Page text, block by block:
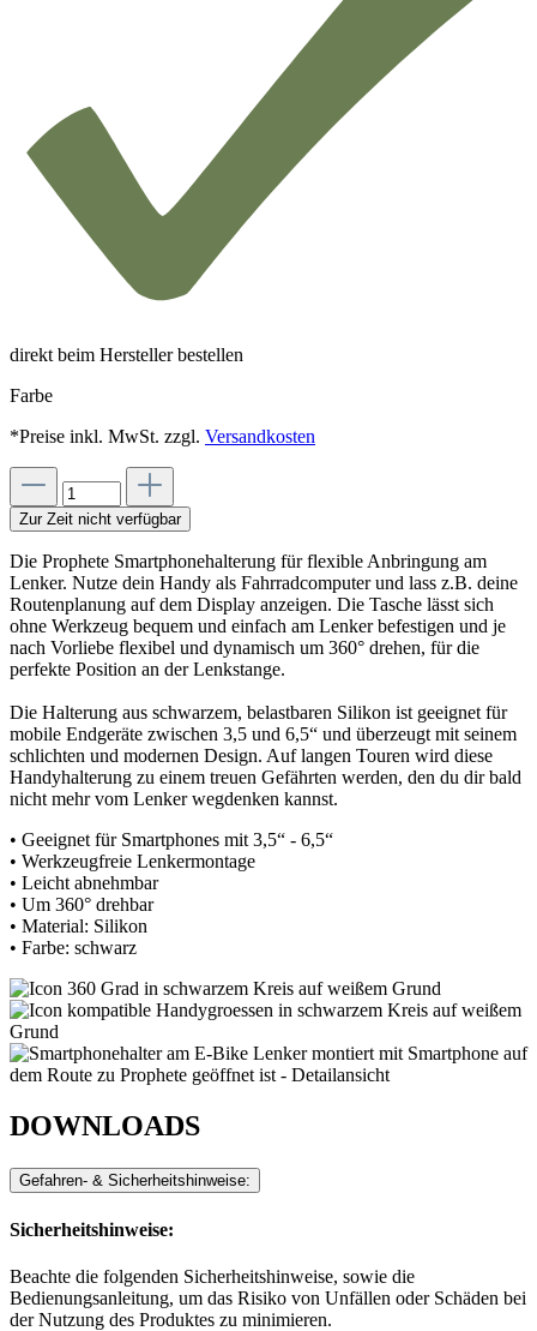
direkt beim Hersteller bestellen
Farbe
*Preise inkl. MwSt. zzgl. Versandkosten
Zur Zeit nicht verfügbar
Die Prophete Smartphonehalterung für flexible Anbringung am
Lenker. Nutze dein Handy als Fahrradcomputer und lass z.B. deine
Routenplanung auf dem Display anzeigen. Die Tasche lässt sich
ohne Werkzeug bequem und einfach am Lenker befestigen und je
nach Vorliebe flexibel und dynamisch um 360° drehen, für die
perfekte Position an der Lenkstange.
Die Halterung aus schwarzem, belastbaren Silikon ist geeignet für
mobile Endgeräte zwischen 3,5 und 6,5“ und überzeugt mit seinem
schlichten und modernen Design. Auf langen Touren wird diese
Handyhalterung zu einem treuen Gefährten werden, den du dir bald
nicht mehr vom Lenker wegdenken kannst.
• Geeignet für Smartphones mit 3,5“ - 6,5“
• Werkzeugfreie Lenkermontage
• Leicht abnehmbar
• Um 360° drehbar
• Material: Silikon
• Farbe: schwarz
DOWNLOADS
Gefahren- & Sicherheitshinweise:
Sicherheitshinweise:
Beachte die folgenden Sicherheitshinweise, sowie die
Bedienungsanleitung, um das Risiko von Unfällen oder Schäden bei
der Nutzung des Produktes zu minimieren.